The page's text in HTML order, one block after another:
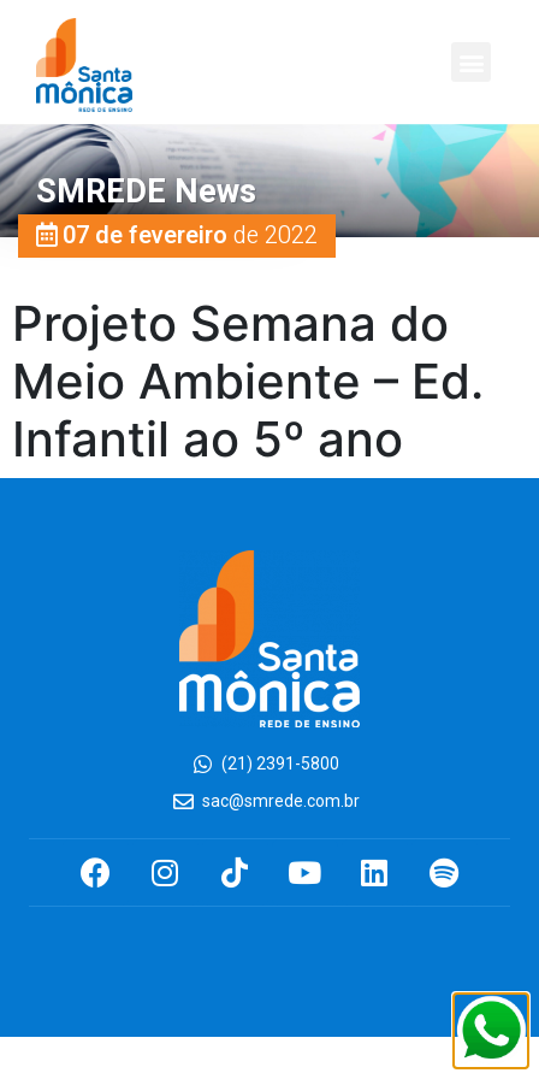
SMREDE News
07 de fevereiro de 2022
Projeto Semana do
Meio Ambiente – Ed.
Infantil ao 5º ano
(21) 2391-5800
sac@smrede.com.br